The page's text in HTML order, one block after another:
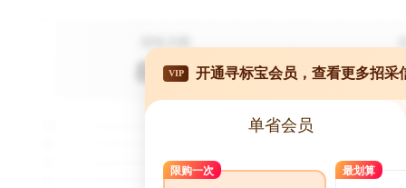
VIP 开通寻标宝会员，查看更多招采
单省会员
限购一次 最划算